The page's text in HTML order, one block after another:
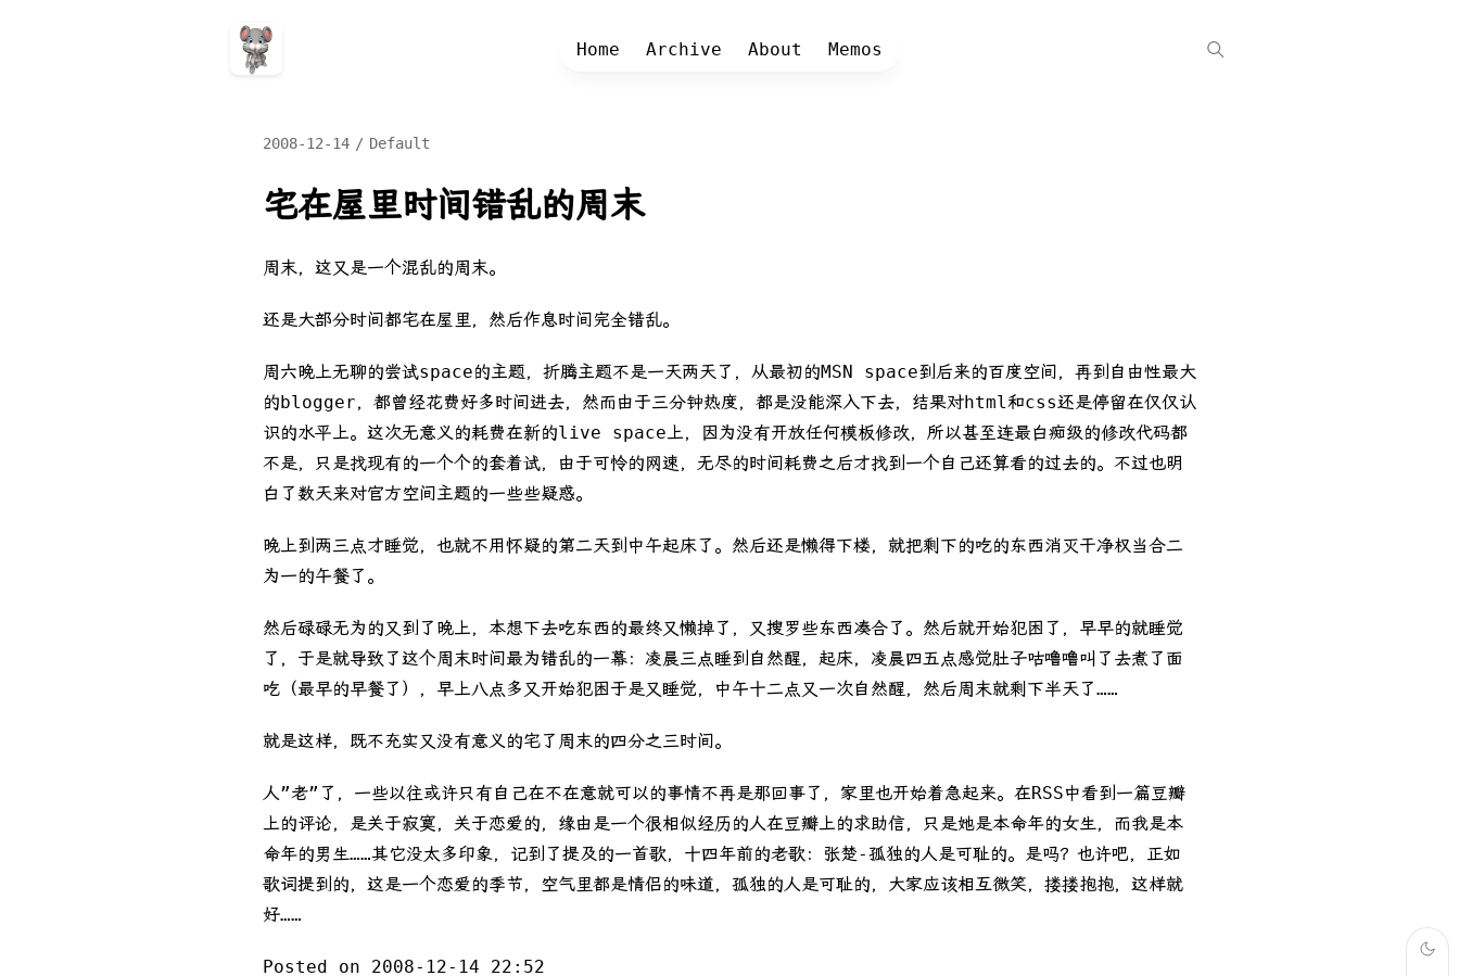
Home Archive About Memos
2008-12-14 Default
宅在屋里时间错乱的周末
周末，这又是一个混乱的周末。
还是大部分时间都宅在屋里，然后作息时间完全错乱。
周六晚上无聊的尝试space的主题，折腾主题不是一天两天了，从最初的MSN space到后来的百度空间，再到自由性最大
的blogger，都曾经花费好多时间进去，然而由于三分钟热度，都是没能深入下去，结果对html和css还是停留在仅仅认
识的水平上。这次无意义的耗费在新的live space上，因为没有开放任何模板修改，所以甚至连最白痴级的修改代码都
不是，只是找现有的一个个的套着试，由于可怜的网速，无尽的时间耗费之后才找到一个自己还算看的过去的。不过也明
白了数天来对官方空间主题的一些些疑惑。
晚上到两三点才睡觉，也就不用怀疑的第二天到中午起床了。然后还是懒得下楼，就把剩下的吃的东西消灭干净权当合二
为一的午餐了。
然后碌碌无为的又到了晚上，本想下去吃东西的最终又懒掉了，又搜罗些东西凑合了。然后就开始犯困了，早早的就睡觉
了，于是就导致了这个周末时间最为错乱的一幕：凌晨三点睡到自然醒，起床，凌晨四五点感觉肚子咕噜噜叫了去煮了面
吃（最早的早餐了），早上八点多又开始犯困于是又睡觉，中午十二点又一次自然醒，然后周末就剩下半天了……
就是这样，既不充实又没有意义的宅了周末的四分之三时间。
人”老”了，一些以往或许只有自己在不在意就可以的事情不再是那回事了，家里也开始着急起来。在RSS中看到一篇豆瓣
上的评论，是关于寂寞，关于恋爱的，缘由是一个很相似经历的人在豆瓣上的求助信，只是她是本命年的女生，而我是本
命年的男生……其它没太多印象，记到了提及的一首歌，十四年前的老歌：张楚-孤独的人是可耻的。是吗？也许吧，正如
歌词提到的，这是一个恋爱的季节，空气里都是情侣的味道，孤独的人是可耻的，大家应该相互微笑，搂搂抱抱，这样就
好……
Posted on 2008-12-14 22:52